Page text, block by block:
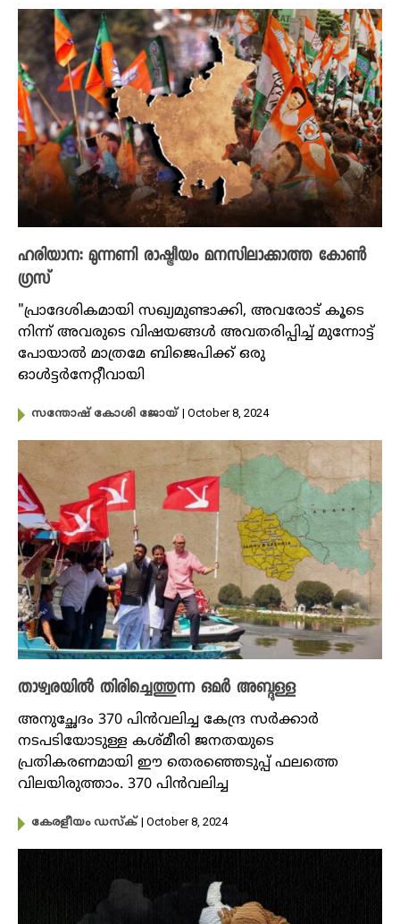
ഹരി‌യാന: മുന്നണി രാഷ്ട്രീയം മനസിലാക്കാത്ത കോൺ‌​
ഗ്രസ്
"പ്രാദേശികമായി സഖ്യമുണ്ടാക്കി, അവരോട് കൂടെ
നിന്ന് അവരുടെ വിഷയങ്ങൾ അവതരിപ്പിച്ച് മുന്നോട്ട്
പോയാൽ മാത്രമേ ബിജെപിക്ക് ഒരു
ഓൾട്ടർനേറ്റീവായി
സന്തോഷ് കോശി ജോയ് | October 8, 2024
താഴ്വരയിൽ തിരിച്ചെത്തുന്ന ഒമർ അബ്ദുള്ള
അനുച്ഛേദം 370 പിന്‍വലിച്ച കേന്ദ്ര സര്‍ക്കാർ
നടപടിയോടുള്ള കശ്മീരി ജനതയുടെ
പ്രതികരണമായി ഈ തെരഞ്ഞെടുപ്പ് ഫലത്തെ
വിലയിരുത്താം. 370 പിൻവലിച്ച
കേരളീയം ഡസ്ക് | October 8, 2024